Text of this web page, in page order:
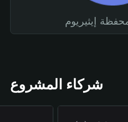
شركاء المشروع